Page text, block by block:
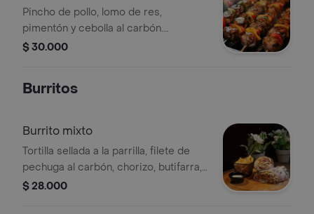
Pincho de pollo, lomo de res,
pimentón y cebolla al carbón.
acompañamiento a elegir, ensalada y
$ 30.000
Burritos
Burrito mixto
Tortilla sellada a la parrilla, filete de
pechuga al carbón, chorizo, butifarra,
queso costeño, papa chongo,
$ 28.000